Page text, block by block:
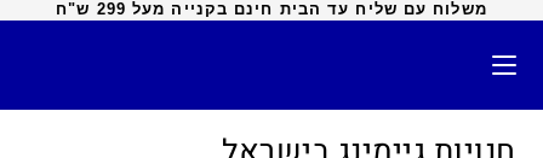
משלוח עם שליח עד הבית חינם בקנייה מעל 299 ש"ח